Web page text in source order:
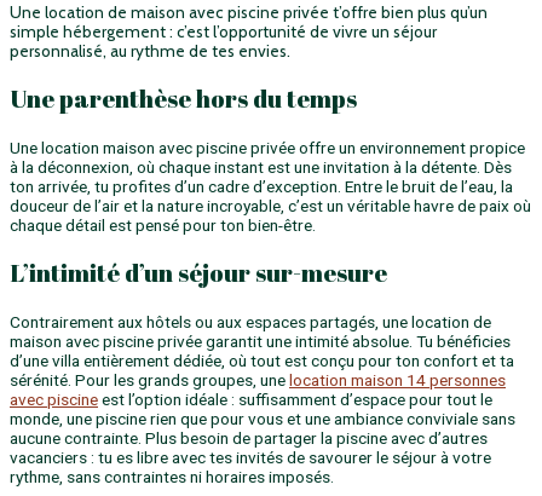
Une location de maison avec piscine privée t’offre bien plus qu’un
simple hébergement : c’est l’opportunité de vivre un séjour
personnalisé, au rythme de tes envies.
Une parenthèse hors du temps
Une location maison avec piscine privée offre un environnement propice
à la déconnexion, où chaque instant est une invitation à la détente. Dès
ton arrivée, tu profites d’un cadre d’exception. Entre le bruit de l’eau, la
douceur de l’air et la nature incroyable, c’est un véritable havre de paix où
chaque détail est pensé pour ton bien-être.
L’intimité d’un séjour sur-mesure
Contrairement aux hôtels ou aux espaces partagés, une location de
maison avec piscine privée garantit une intimité absolue. Tu bénéficies
d’une villa entièrement dédiée, où tout est conçu pour ton confort et ta
sérénité. Pour les grands groupes, unelocation maison 14 personnes
avec piscineest l’option idéale : suffisamment d’espace pour tout le
monde, une piscine rien que pour vous et une ambiance conviviale sans
aucune contrainte. Plus besoin de partager la piscine avec d’autres
vacanciers : tu es libre avec tes invités de savourer le séjour à votre
rythme, sans contraintes ni horaires imposés.